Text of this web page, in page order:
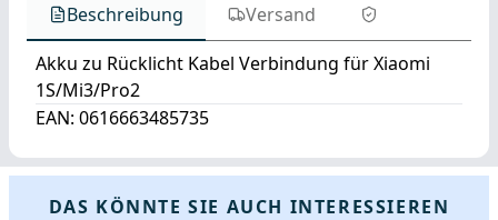
Beschreibung
Versand
Akku zu Rücklicht Kabel Verbindung für Xiaomi
1S/Mi3/Pro2
EAN: 0616663485735
DAS KÖNNTE SIE AUCH INTERESSIEREN